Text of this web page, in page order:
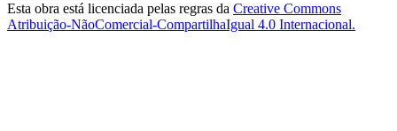
Esta obra está licenciada pelas regras da Creative Commons
Atribuição-NãoComercial-CompartilhaIgual 4.0 Internacional.